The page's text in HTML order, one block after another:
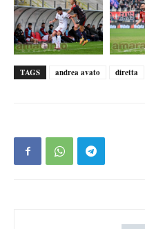
TAGS andrea avato diretta